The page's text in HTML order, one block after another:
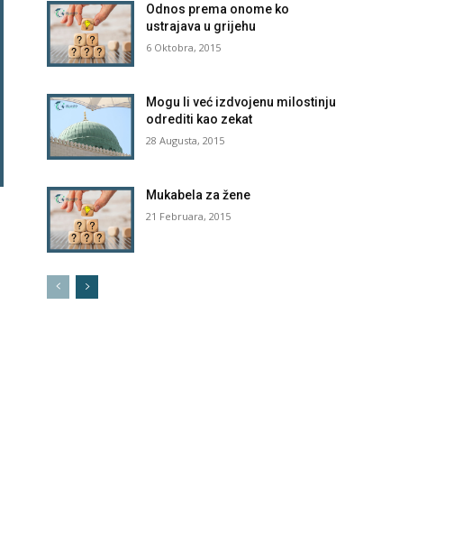
Odnos prema onome ko
ustrajava u grijehu
6 Oktobra, 2015
Mogu li već izdvojenu milostinju
odrediti kao zekat
28 Augusta, 2015
Mukabela za žene
21 Februara, 2015